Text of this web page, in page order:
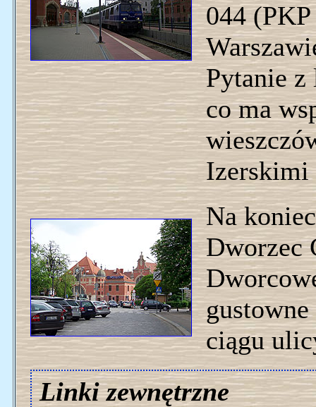
044
Pytanie
co ma
Izerskimi
Na
Dworzec
ciągu
Linki zewnętrzne